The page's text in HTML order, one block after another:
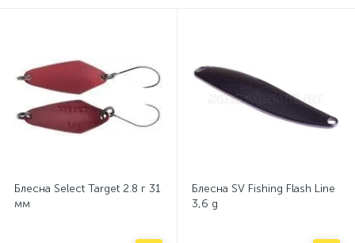
Блесна Select Target 2.8 г 31
мм
Блесна SV Fishing Flash Line
3,6 g